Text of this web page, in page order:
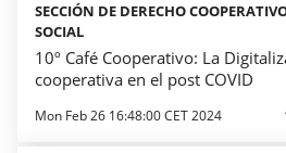
SECCIÓN DE DERECHO
SOCIAL
10º Café Cooperativo: La
cooperativa en el post COVID
Mon Feb 26 16:48:00 CET 2024